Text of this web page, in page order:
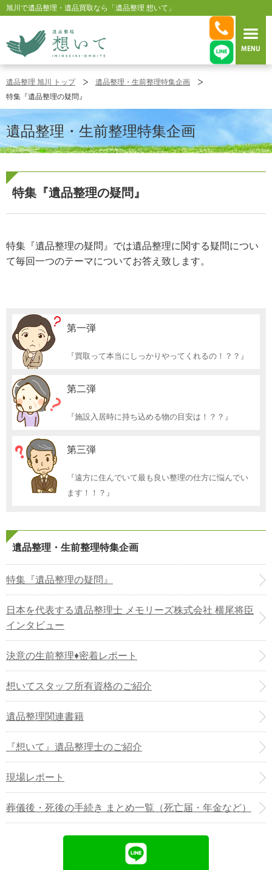
旭川で遺品整理・遺品買取なら「遺品整理 想いて」
遺品整理 旭川 トップ
遺品整理・生前整理特集企画
特集『遺品整理の疑問』
遺品整理・生前整理特集企画
特集『遺品整理の疑問』
特集『遺品整理の疑問』では遺品整理に関する疑問につい
て毎回一つのテーマについてお答え致します。
第一弾
『買取って本当にしっかりやってくれるの！？？』
第二弾
『施設入居時に持ち込める物の目安は！？？』
第三弾
『遠方に住んでいて最も良い整理の仕方に悩んでい
ます！！？』
遺品整理・生前整理特集企画
特集『遺品整理の疑問』
日本を代表する遺品整理士 メモリーズ株式会社 横尾将臣
インタビュー
決意の生前整理♦密着レポート
想いてスタッフ所有資格のご紹介
遺品整理関連書籍
『想いて』遺品整理士のご紹介
現場レポート
葬儀後・死後の手続き まとめ一覧（死亡届・年金など）